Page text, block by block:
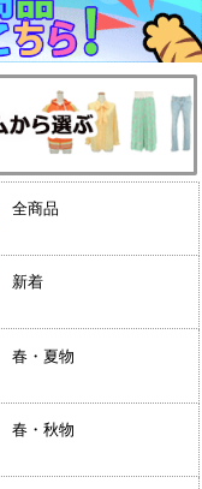
全商品
新着
春・夏物
春・秋物